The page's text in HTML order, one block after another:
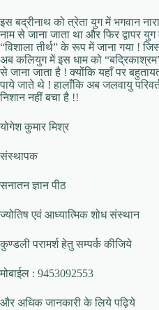
इस बद्रीनाथ को त्रेता युग में भगवान
नाम से जाना जाता था और फिर द्वापर
“विशाला तीर्थ” के रूप में जाना गया !
अब कलियुग में इस धाम को
से जाना जाता है ! क्योंकि यहाँ पर
पाये जाते थे ! हालाँकि अब जलवायु
निशान नहीं बचा है !!
योगेश कुमार मिश्र
संस्थापक
सनातन ज्ञान पीठ
ज्योतिष एवं आध्यात्मिक शोध संस्थान
कुण्डली परामर्श हेतु सम्पर्क कीजिये
मोबाईल : 9453092553
और अधिक जानकारी के लिये पढ़िये